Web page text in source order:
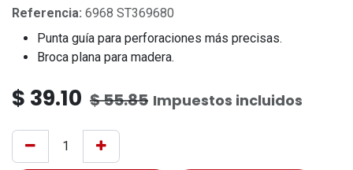
Referencia: 6968 ST369680
Punta guía para perforaciones más precisas.
Broca plana para madera.
$ 39.10 $55.85 Impuestos incluidos